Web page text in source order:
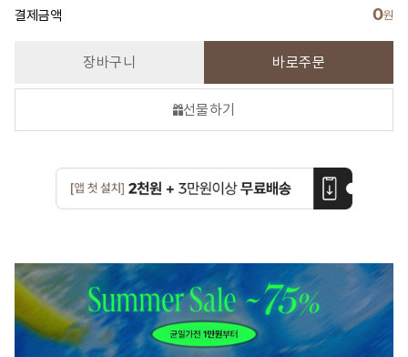
결제금액 0원
장바구니 바로주문
선물하기